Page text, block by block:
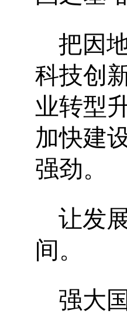
把因
科技创
业转型
加快建
强劲。
让发
间。
强大